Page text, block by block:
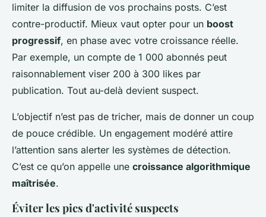
limiter la diffusion de vos prochains posts. C’est
contre-productif. Mieux vaut opter pour un boost
progressif, en phase avec votre croissance réelle.
Par exemple, un compte de 1 000 abonnés peut
raisonnablement viser 200 à 300 likes par
publication. Tout au-delà devient suspect.
L’objectif n’est pas de tricher, mais de donner un coup
de pouce crédible. Un engagement modéré attire
l’attention sans alerter les systèmes de détection.
C’est ce qu’on appelle une croissance algorithmique
maîtrisée.
Éviter les pics d'activité suspects